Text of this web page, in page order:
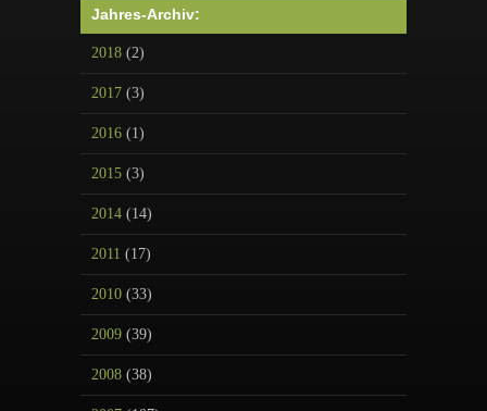
Jahres-Archiv:
2018 (2)
2017 (3)
2016 (1)
2015 (3)
2014 (14)
2011 (17)
2010 (33)
2009 (39)
2008 (38)